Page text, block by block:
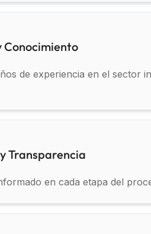
Conocimiento
de experiencia en el sector
Transparencia
en cada etapa del